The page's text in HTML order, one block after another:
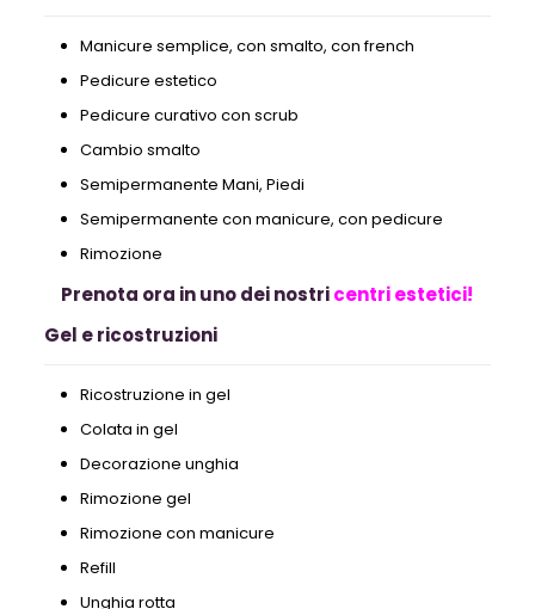
Manicure semplice, con smalto, con french
Pedicure estetico
Pedicure curativo con scrub
Cambio smalto
Semipermanente Mani, Piedi
Semipermanente con manicure, con pedicure
Rimozione
Prenota ora in uno dei nostricentri estetici!
Gel e ricostruzioni
Ricostruzione in gel
Colata in gel
Decorazione unghia
Rimozione gel
Rimozione con manicure
Refill
Unghia rotta